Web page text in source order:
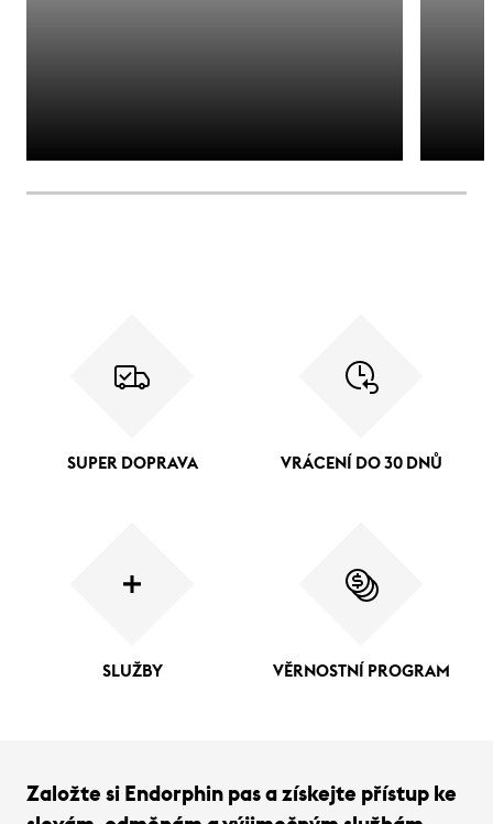
SUPER DOPRAVA VRÁCENÍ DO 30 DNŮ
SLUŽBY VĚRNOSTNÍ PROGRAM
Založte si Endorphin pas a získejte přístup ke